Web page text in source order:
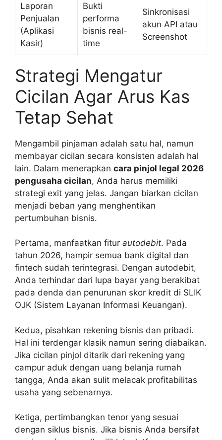
Laporan
Penjualan
(Aplikasi
Kasir)
Bukti
performa
bisnis real-
time
Sinkronisasi
akun API atau
Screenshot
Strategi Mengatur
Cicilan Agar Arus Kas
Tetap Sehat
Mengambil pinjaman adalah satu hal, namun
membayar cicilan secara konsisten adalah hal
lain. Dalam menerapkan cara pinjol legal 2026
pengusaha cicilan, Anda harus memiliki
strategi exit yang jelas. Jangan biarkan cicilan
menjadi beban yang menghentikan
pertumbuhan bisnis.
Pertama, manfaatkan fitur autodebit. Pada
tahun 2026, hampir semua bank digital dan
fintech sudah terintegrasi. Dengan autodebit,
Anda terhindar dari lupa bayar yang berakibat
pada denda dan penurunan skor kredit di SLIK
OJK (Sistem Layanan Informasi Keuangan).
Kedua, pisahkan rekening bisnis dan pribadi.
Hal ini terdengar klasik namun sering diabaikan.
Jika cicilan pinjol ditarik dari rekening yang
campur aduk dengan uang belanja rumah
tangga, Anda akan sulit melacak profitabilitas
usaha yang sebenarnya.
Ketiga, pertimbangkan tenor yang sesuai
dengan siklus bisnis. Jika bisnis Anda bersifat